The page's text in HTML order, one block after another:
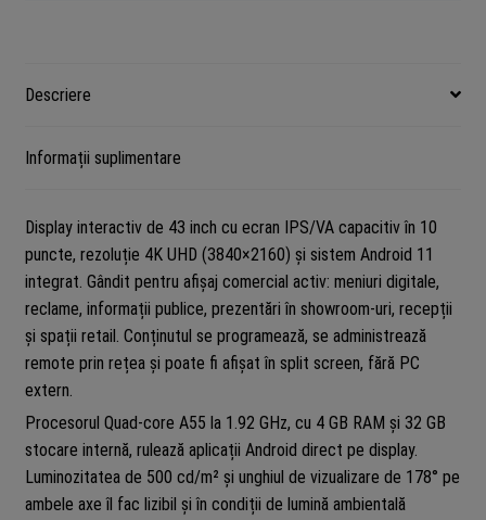
Descriere
Informații suplimentare
Display interactiv de 43 inch cu ecran IPS/VA capacitiv în 10
puncte, rezoluție 4K UHD (3840×2160) și sistem Android 11
integrat. Gândit pentru afișaj comercial activ: meniuri digitale,
reclame, informații publice, prezentări în showroom-uri, recepții
și spații retail. Conținutul se programează, se administrează
remote prin rețea și poate fi afișat în split screen, fără PC
extern.
Procesorul Quad-core A55 la 1.92 GHz, cu 4 GB RAM și 32 GB
stocare internă, rulează aplicații Android direct pe display.
Luminozitatea de 500 cd/m² și unghiul de vizualizare de 178° pe
ambele axe îl fac lizibil și în condiții de lumină ambientală